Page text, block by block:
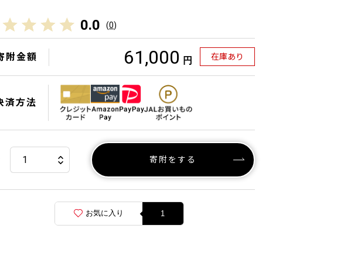
0.0 (0)
附金額 61,000 円 在庫あり
済方法
寄附をする
お気に入り 1